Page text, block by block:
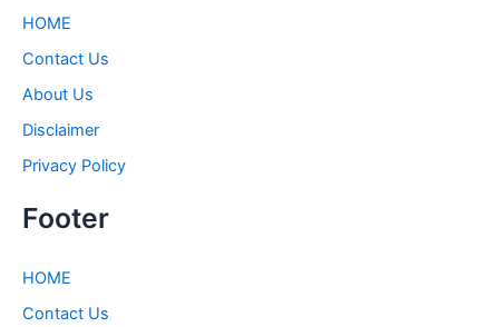
HOME
Contact Us
About Us
Disclaimer
Privacy Policy
Footer
HOME
Contact Us